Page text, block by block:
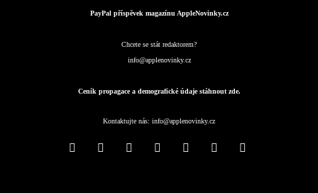
PayPal příspěvek magazínu AppleNovinky.cz
Chcete se stát redaktorem?
info@applenovinky.cz
Ceník propagace a demografické údaje stáhnout zde.
Kontaktujte nás: info@applenovinky.cz